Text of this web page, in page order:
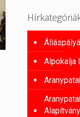
Alpokalja
Alapítvány